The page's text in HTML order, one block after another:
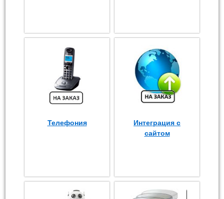
Телефония
Интеграция с
сайтом